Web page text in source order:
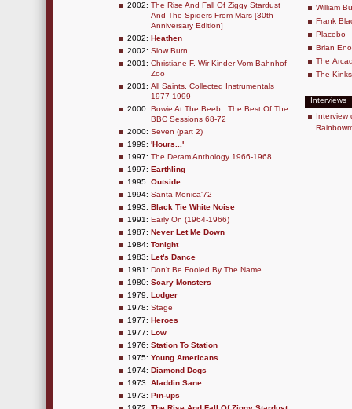
2002: The Rise And Fall Of Ziggy Stardust
And The Spiders From Mars [30th
Anniversary Edition]
2002: Heathen
2002: Slow Burn
2001: Christiane F. Wir Kinder Vom Bahnhof
Zoo
2001: All Saints, Collected Instrumentals
1977-1999
2000: Bowie At The Beeb : The Best Of The
BBC Sessions 68-72
2000: Seven (part 2)
1999: 'Hours...'
1997: The Deram Anthology 1966-1968
1997: Earthling
1995: Outside
1994: Santa Monica'72
1993: Black Tie White Noise
1991: Early On (1964-1966)
1987: Never Let Me Down
1984: Tonight
1983: Let's Dance
1981: Don't Be Fooled By The Name
1980: Scary Monsters
1979: Lodger
1978: Stage
1977: Heroes
1977: Low
1976: Station To Station
1975: Young Americans
1974: Diamond Dogs
1973: Aladdin Sane
1973: Pin-ups
William
Frank
Placebo
Brian Eno
The
The Kinks
Interviews
Interview